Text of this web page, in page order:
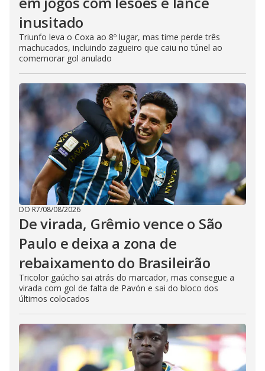
inusitado
Triunfo leva o Coxa ao 8º lugar, mas time perde três
machucados, incluindo zagueiro que caiu no túnel ao
comemorar gol anulado
DO R7/08/08/2026
De virada, Grêmio vence o São
Paulo e deixa a zona de
rebaixamento do Brasileirão
Tricolor gaúcho sai atrás do marcador, mas consegue a
virada com gol de falta de Pavón e sai do bloco dos
últimos colocados